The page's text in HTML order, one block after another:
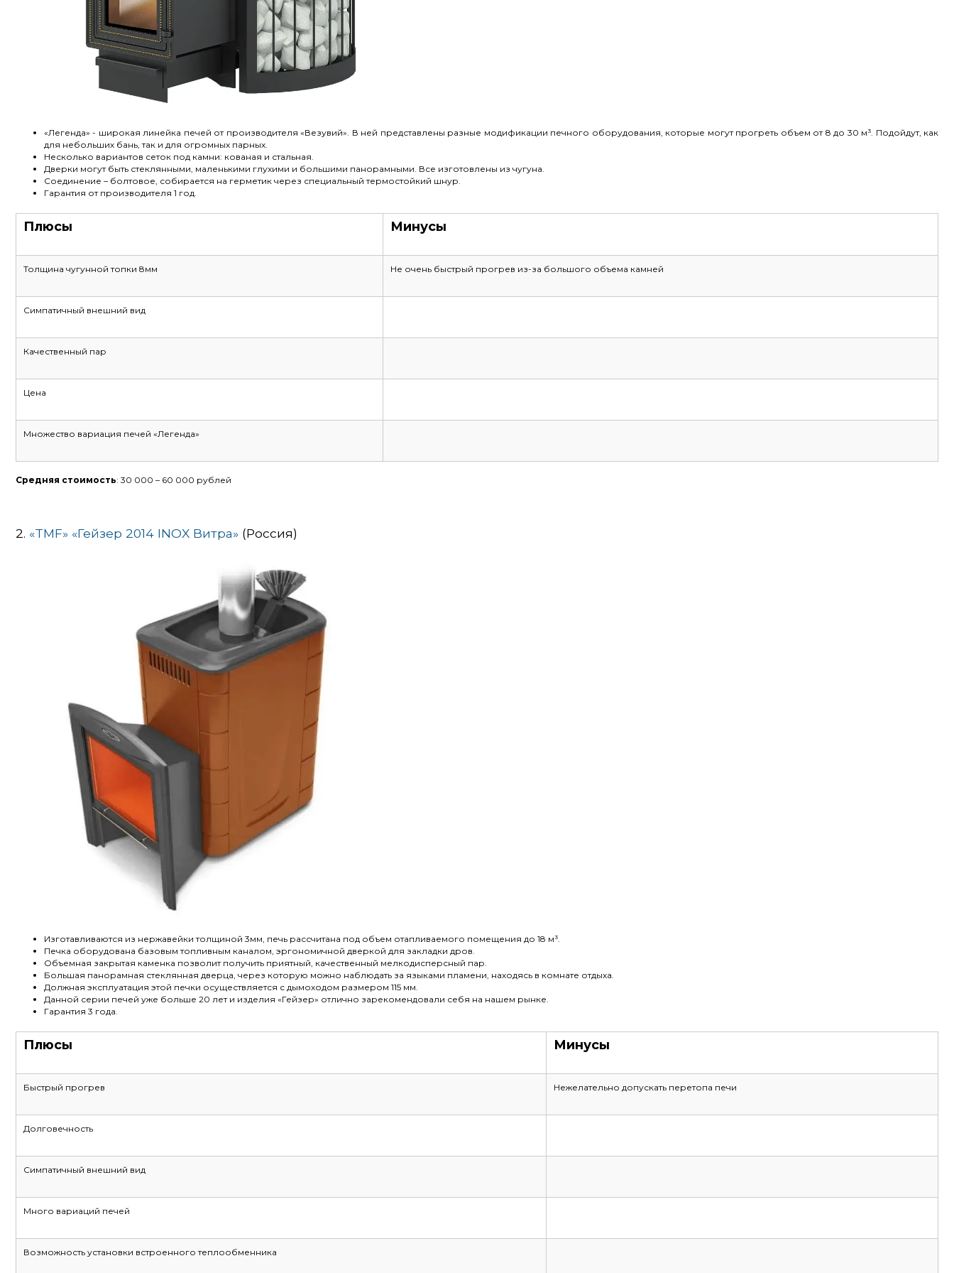
«Легенда» - широкая линейка печей от производителя «Везувий». В ней представлены разные модификации печного оборудования, которые могут прогреть объем от 8 до 30 м³. Подойдут, как
для небольших бань, так и для огромных парных.
Несколько вариантов сеток под камни: кованая и стальная.
Дверки могут быть стеклянными, маленькими глухими и большими панорамными. Все изготовлены из чугуна.
Соединение – болтовое, собирается на герметик через специальный термостойкий шнур.
Гарантия от производителя 1 год.
Плюсы Минусы
Толщина чугунной топки 8мм Не очень быстрый прогрев из-за большого объема камней
Симпатичный внешний вид
Качественный пар
Цена
Множество вариация печей «Легенда»
Средняя стоимость: 30 000 – 60 000 рублей
2. «TMF» «Гейзер 2014 INOX Витра» (Россия)
Изготавливаются из нержавейки толщиной 3мм, печь рассчитана под объем отапливаемого помещения до 18 м³.
Печка оборудована базовым топливным каналом, эргономичной дверкой для закладки дров.
Объемная закрытая каменка позволит получить приятный, качественный мелкодисперсный пар.
Большая панорамная стеклянная дверца, через которую можно наблюдать за языками пламени, находясь в комнате отдыха.
Должная эксплуатация этой печки осуществляется с дымоходом размером 115 мм.
Данной серии печей уже больше 20 лет и изделия «Гейзер» отлично зарекомендовали себя на нашем рынке.
Гарантия 3 года.
Плюсы Минусы
Быстрый прогрев Нежелательно допускать перетопа печи
Долговечность
Симпатичный внешний вид
Много вариаций печей
Возможность установки встроенного теплообменника